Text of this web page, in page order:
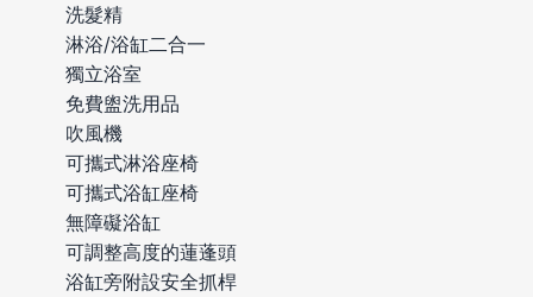
洗髮精
淋浴/浴缸二合一
獨立浴室
免費盥洗用品
吹風機
可攜式淋浴座椅
可攜式浴缸座椅
無障礙浴缸
可調整高度的蓮蓬頭
浴缸旁附設安全抓桿